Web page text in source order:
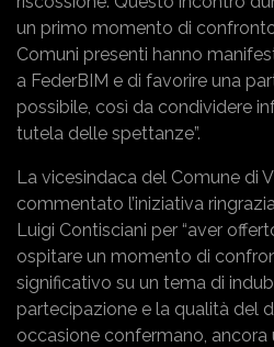
un primo momento di
Comuni presenti hanno
a FederBIM e di favorire una
possibile, così da condividere
tutela delle spettanze”.
La vicesindaca del Comune di
commentato l’iniziativa
Luigi Contisciani per “aver
ospitare un momento di
significativo su un tema di
partecipazione e la qualità del
occasione confermano,